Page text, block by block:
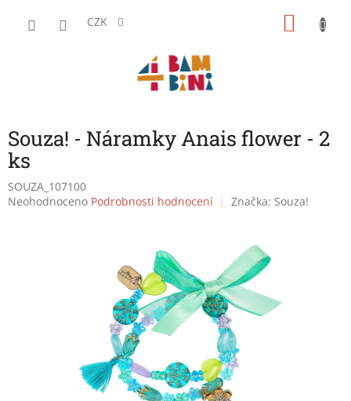
CZK
Souza! - Náramky Anais flower - 2
ks
SOUZA_107100
Průměrné
Neohodnoceno Podrobnosti hodnocení Značka: Souza!